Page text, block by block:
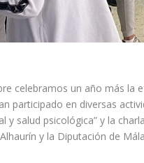
celebramos un año más la
participado en diversas
y salud psicológica” y la
y la Diputación de